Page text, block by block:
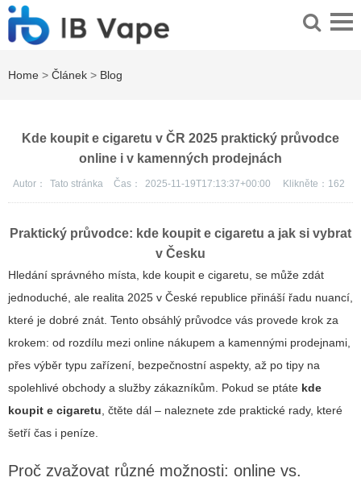
Home > Článek > Blog
Kde koupit e cigaretu v ČR 2025 praktický průvodce
online i v kamenných prodejnách
Autor： Tato stránka Čas： 2025-11-19T17:13:37+00:00 Klikněte： 162
Praktický průvodce: kde koupit e cigaretu a jak si vybrat
v Česku
Hledání správného místa, kde koupit e cigaretu, se může zdát
jednoduché, ale realita 2025 v České republice přináší řadu nuancí,
které je dobré znát. Tento obsáhlý průvodce vás provede krok za
krokem: od rozdílu mezi online nákupem a kamennými prodejnami,
přes výběr typu zařízení, bezpečnostní aspekty, až po tipy na
spolehlivé obchody a služby zákazníkům. Pokud se ptáte kde
koupit e cigaretu, čtěte dál – naleznete zde praktické rady, které
šetří čas i peníze.
Proč zvažovat různé možnosti: online vs.